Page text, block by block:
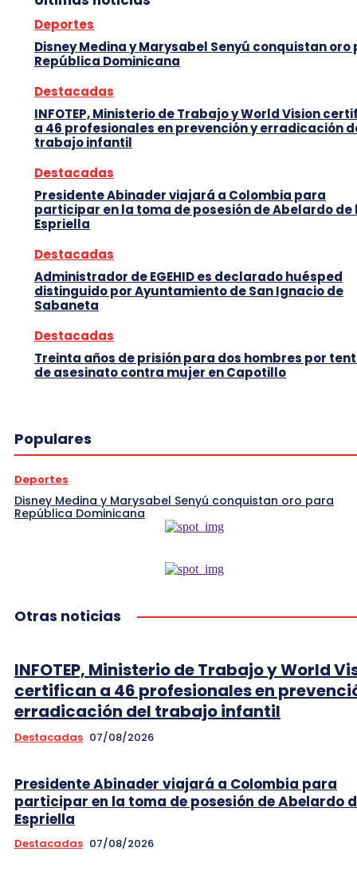
Deportes
Disney Medina y Marysabel Senyú conquistan oro
República Dominicana
Destacadas
INFOTEP, Ministerio de Trabajo y World Vision
a 46 profesionales en prevención y erradicación
trabajo infantil
Destacadas
Presidente Abinader viajará a Colombia para
participar en la toma de posesión de Abelardo de
Espriella
Destacadas
Administrador de EGEHID es declarado huésped
distinguido por Ayuntamiento de San Ignacio de
Sabaneta
Destacadas
Treinta años de prisión para dos hombres por
de asesinato contra mujer en Capotillo
Populares
Deportes
Disney Medina y Marysabel Senyú conquistan oro para
República Dominicana
Otras noticias
INFOTEP, Ministerio de Trabajo y World
certifican a 46 profesionales en
erradicación del trabajo infantil
Destacadas 07/08/2026
Presidente Abinader viajará a Colombia para
participar en la toma de posesión de Abelardo
Espriella
Destacadas 07/08/2026